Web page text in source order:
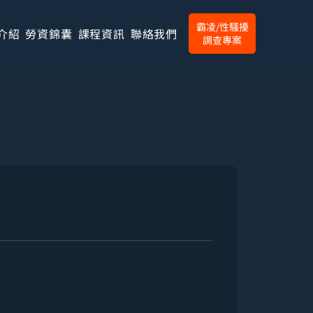
紹 勞資錦囊 課程資訊 聯絡我們
霸凌/性騷擾
調查專案